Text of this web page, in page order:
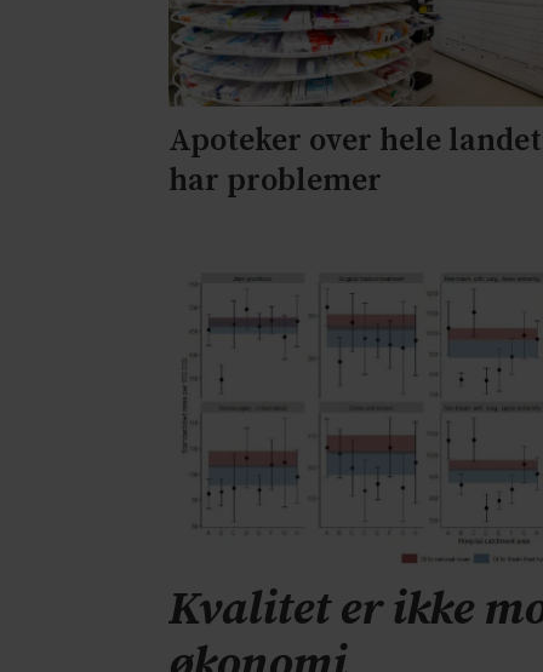
Apoteker over hele landet
har problemer
Kvalitet er ikke